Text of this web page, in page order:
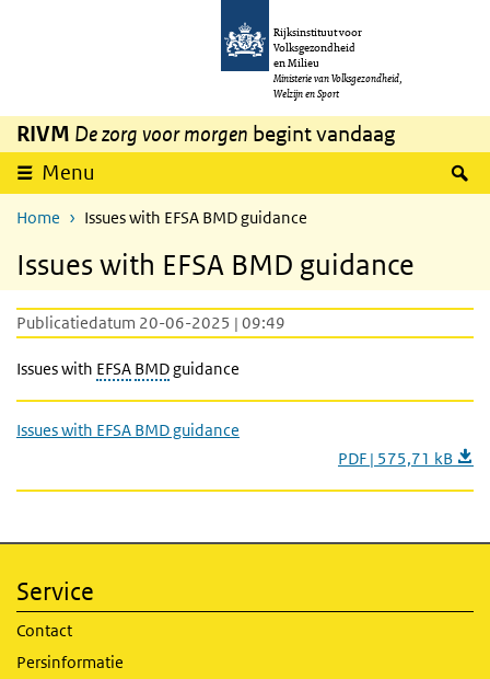
Overslaan en naar de inhoud gaan
Rijksinstituut voor
Volksgezondheid
en Milieu
Ministerie van Volksgezondheid,
Welzijn en Sport
RIVM De zorg voor morgen begint vandaag
Menu
Home Issues with EFSA BMD guidance
Issues with EFSA BMD guidance
Publicatiedatum 20-06-2025 | 09:49
Issues with EFSA BMDguidance
Issues with EFSA BMD guidance
PDF | 575,71 kB
Service
Contact
Persinformatie